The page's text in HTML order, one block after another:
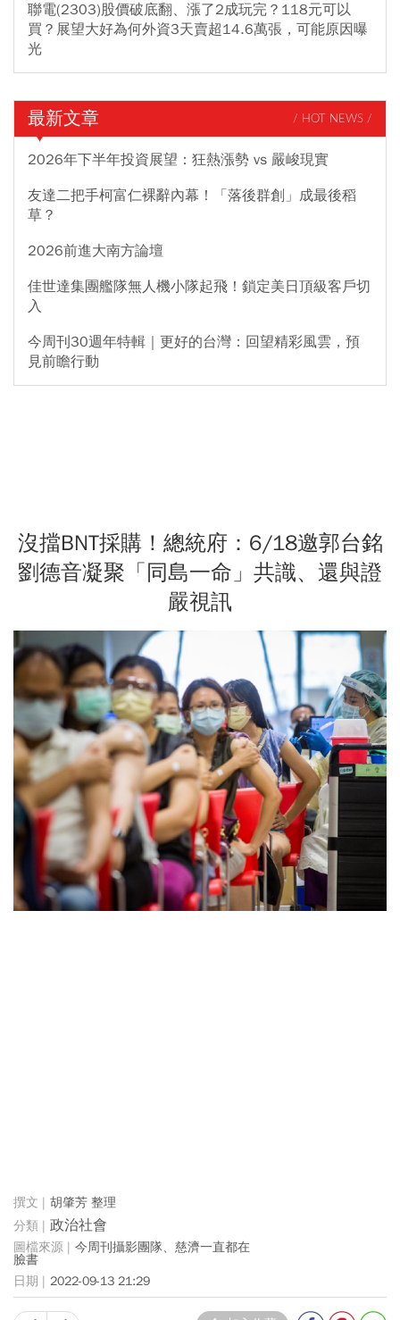
聯電(2303)股價破底翻、漲了2成玩完？118元可以
買？展望大好為何外資3天賣超14.6萬張，可能原因曝
光
最新文章 / HOT NEWS /
2026年下半年投資展望：狂熱漲勢 vs 嚴峻現實
友達二把手柯富仁裸辭內幕！「落後群創」成最後稻
草？
2026前進大南方論壇
佳世達集團艦隊無人機小隊起飛！鎖定美日頂級客戶切
入
今周刊30週年特輯｜更好的台灣：回望精彩風雲，預
見前瞻行動
沒擋BNT採購！總統府：6/18邀郭台銘
劉德音凝聚「同島一命」共識、還與證
嚴視訊
胡肇芳 整理
政治社會
今周刊攝影團隊、慈濟一直都在
臉書
2022-09-13 21:29